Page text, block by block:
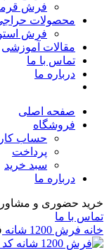
فرش
محصولات
فرش
مقالات آموزشی
تماس با ما
درباره ما
صفحه اصلی
فروشگاه
حساب
پرداخت
سبد خرید
درباره ما
خرید حضوری و مشاوره رایگان:
تماس با ما
خانه فرش 1200 شانه